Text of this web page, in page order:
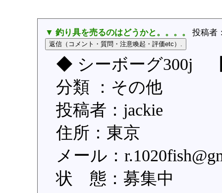
▼ 釣り具を売るのはどうかと。。。。 投稿者
◆ シーボーグ300j
分類 ：その他
投稿者：jackie
住所：東京
メール：
状 態：募集中